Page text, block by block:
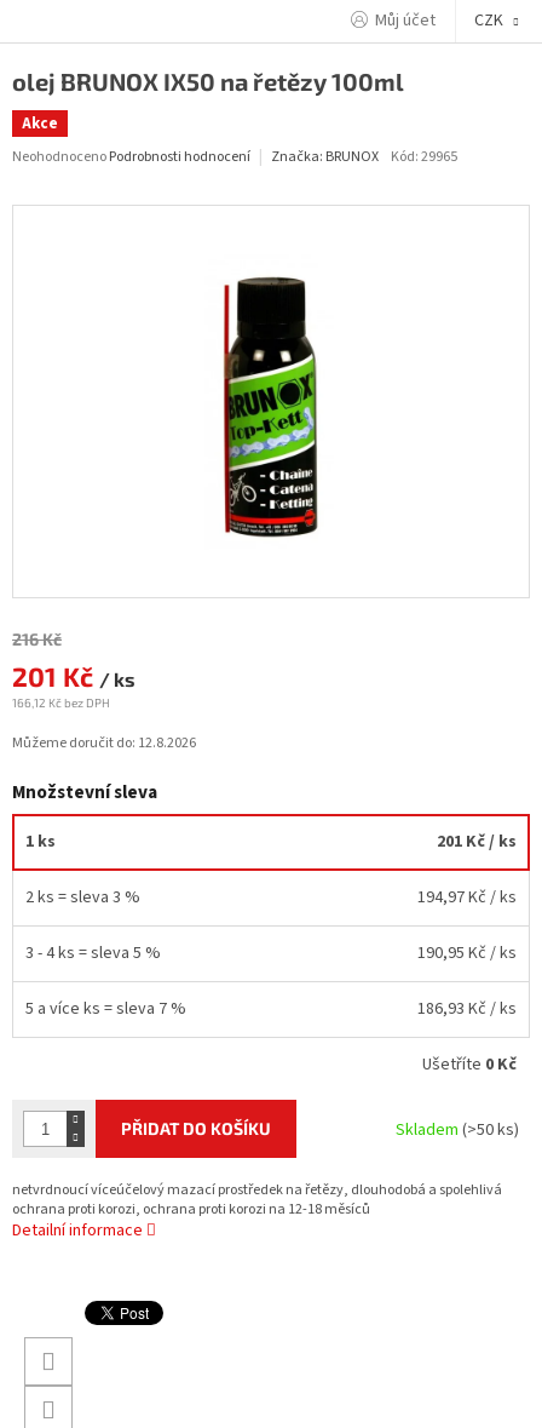
Můj účet CZK
olej BRUNOX IX50 na řetězy 100ml
Akce
Průměrné
NeohodnocenoPodrobnosti hodnocení Značka: BRUNOX Kód:29965
216 Kč
201 Kč / ks
166,12 Kč bez DPH
Měrná
Můžeme doručit do: 12.8.2026
Množstevní sleva
1 ks 201 Kč/ ks
2 ks = sleva 3 % 194,97 Kč / ks
3 - 4 ks = sleva 5 % 190,95 Kč / ks
5 a více ks = sleva 7 % 186,93 Kč / ks
Ušetříte 0 Kč
PŘIDAT DO KOŠÍKU Skladem(>50 ks)
netvrdnoucí víceúčelový mazací prostředek na řetězy, dlouhodobá a spolehlivá
ochrana proti korozi, ochrana proti korozi na 12-18 měsíců
Detailní informace